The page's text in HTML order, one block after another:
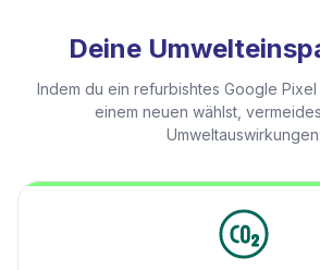
Deine
Indem du ein refurbishtes Google Pixel
einem neuen wählst,
Umweltauswirkungen: